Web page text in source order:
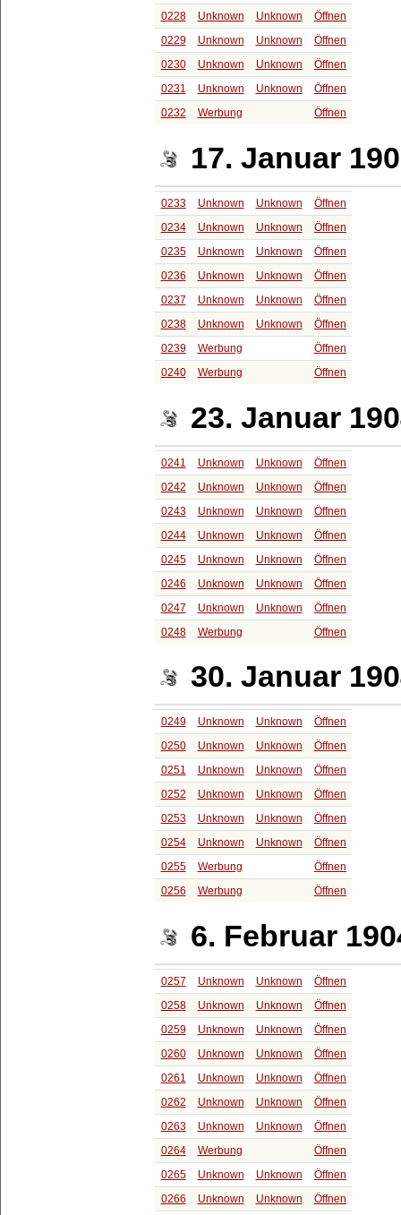
0228
Unknown Unknown
Öffnen
0229
Unknown Unknown
Öffnen
0230
Unknown Unknown
Öffnen
0231
Unknown Unknown
Öffnen
0232
Werbung Öffnen
17. Januar
0233 Unknown Unknown
Öffnen
0234
Unknown Unknown
Öffnen
0235
Unknown Unknown
Öffnen
0236
Unknown Unknown
Öffnen
0237
Unknown Unknown
Öffnen
0238
Unknown Unknown
Öffnen
0239
Werbung
Öffnen
0240
Werbung Öffnen
23. Januar
0241 Unknown Unknown
Öffnen
0242
Unknown Unknown
Öffnen
0243
Unknown Unknown
Öffnen
0244
Unknown Unknown
Öffnen
0245
Unknown Unknown
Öffnen
0246
Unknown Unknown
Öffnen
0247
Unknown Unknown
Öffnen
0248
Werbung Öffnen
30. Januar
0249 Unknown Unknown
Öffnen
0250
Unknown Unknown
Öffnen
0251
Unknown Unknown
Öffnen
0252
Unknown Unknown
Öffnen
0253
Unknown Unknown
Öffnen
0254
Unknown Unknown
Öffnen
0255
Werbung
Öffnen
0256
Werbung Öffnen
6. Februar
0257 Unknown Unknown
Öffnen
0258
Unknown Unknown
Öffnen
0259
Unknown Unknown
Öffnen
0260
Unknown Unknown
Öffnen
0261
Unknown Unknown
Öffnen
0262
Unknown Unknown
Öffnen
0263
Unknown Unknown
Öffnen
0264
Werbung
Öffnen
0265
Unknown Unknown
Öffnen
0266
Unknown Unknown
Öffnen